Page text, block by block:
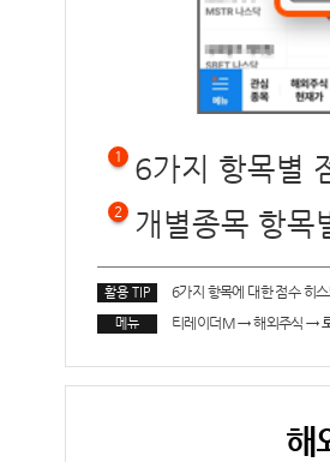
1 6가지 항목별
2 개별종목 항목
활용 TIP 6가지 항목에 대한 점수 히
메뉴 티레이더M→해외주식→
해